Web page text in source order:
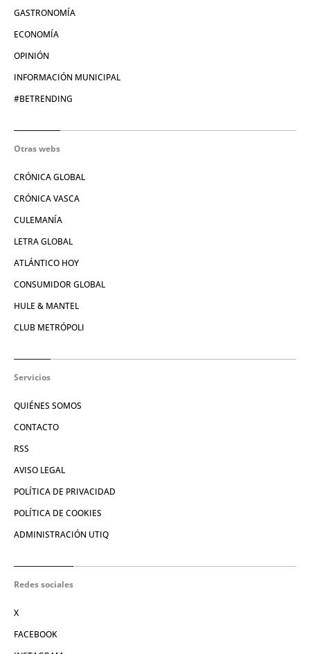
GASTRONOMÍA
ECONOMÍA
OPINIÓN
INFORMACIÓN MUNICIPAL
#BETRENDING
Otras webs
CRÓNICA GLOBAL
CRÓNICA VASCA
CULEMANÍA
LETRA GLOBAL
ATLÁNTICO HOY
CONSUMIDOR GLOBAL
HULE & MANTEL
CLUB METRÓPOLI
Servicios
QUIÉNES SOMOS
CONTACTO
RSS
AVISO LEGAL
POLÍTICA DE PRIVACIDAD
POLÍTICA DE COOKIES
ADMINISTRACIÓN UTIQ
Redes sociales
X
FACEBOOK